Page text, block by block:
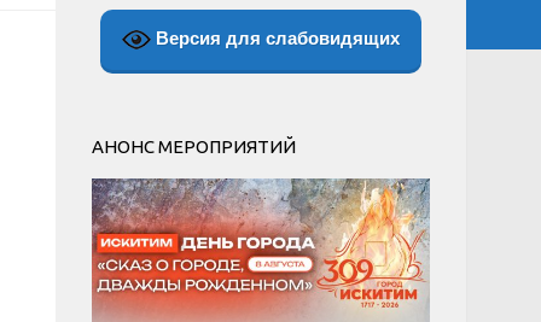
Версия для слабовидящих
АНОНС МЕРОПРИЯТИЙ